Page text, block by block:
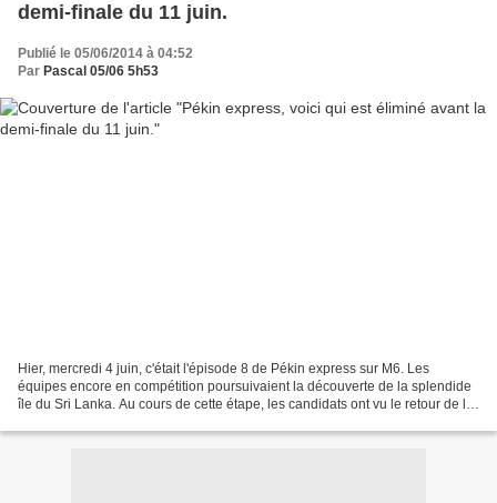
demi-finale du 11 juin.
Publié le 05/06/2014 à 04:52
Par Pascal 05/06 5h53
Hier, mercredi 4 juin, c'était l'épisode 8 de Pékin express sur M6. Les
équipes encore en compétition poursuivaient la découverte de la splendide
île du Sri Lanka. Au cours de cette étape, les candidats ont vu le retour de la